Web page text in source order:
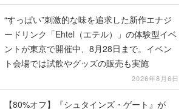
“すっぱい”刺激的な味を追求した新作エナジ
ードリンク「Ehtel（エテル）」の体験型イベ
ントが東京で開催中、8月28日まで。イベン
ト会場では試飲やグッズの販売も実施
2026年8月6日
【80%オフ】『シュタインズ・ゲート』が